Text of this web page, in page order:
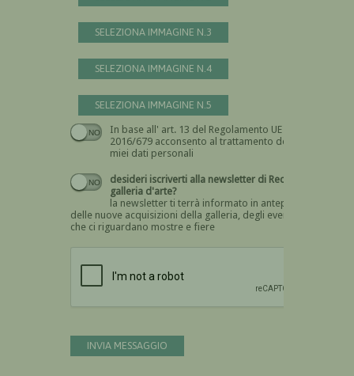
SELEZIONA IMMAGINE N.3
SELEZIONA IMMAGINE N.4
SELEZIONA IMMAGINE N.5
In base all' art. 13 del Regolamento UE n.
2016/679 acconsento al trattamento dei
miei dati personali
Devi dare il consenso
desideri iscriverti alla newsletter di Recta
galleria d'arte?
la newsletter ti terrà informato in anteprima
delle nuove acquisizioni della galleria, degli eventi
che ci riguardano mostre e fiere
INVIA MESSAGGIO